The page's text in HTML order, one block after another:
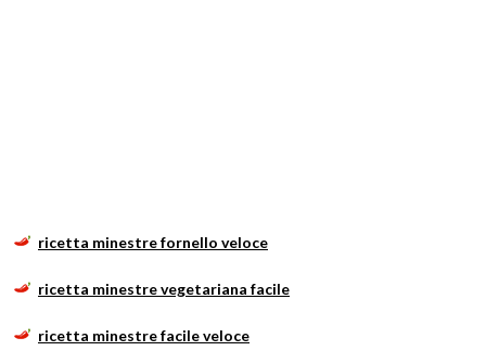
ricetta minestre fornello veloce
ricetta minestre vegetariana facile
ricetta minestre facile veloce